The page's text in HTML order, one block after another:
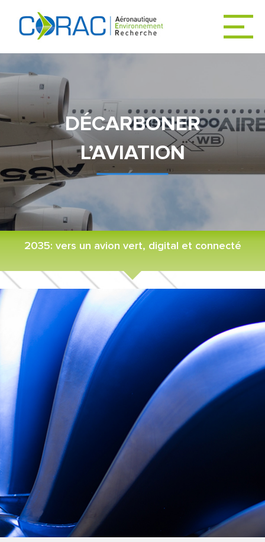
ACTUALITÉS
LE CORAC
L’AVIATION
FEUILLE DE
ROUTE
TRAVAUX
SCIENTIFIQUES
CONTACT
DÉCARBONER
L’AVIATION
2035: vers un avion vert, digital et connecté